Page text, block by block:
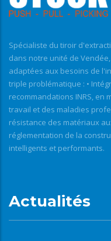
Spécialiste du tiroir
dans notre unité de
adaptées aux besoins de
triple problématique : •
recommandations INRS, en
travail et des maladies
résistance des matériaux
réglementation de la
intelligents et performants.
Actualités